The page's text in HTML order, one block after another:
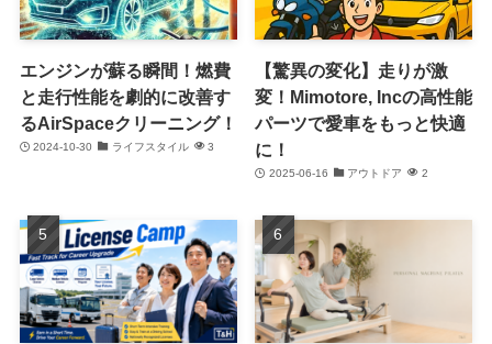
エンジンが蘇る瞬間！燃費
と走行性能を劇的に改善す
るAirSpaceクリーニング！
2024-10-30 ライフスタイル 3
【驚異の変化】走りが激
変！Mimotore, Incの高性能
パーツで愛車をもっと快適
に！
2025-06-16 アウトドア 2